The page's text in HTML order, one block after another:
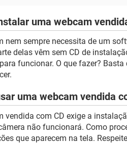
uma webcam
nem sempre necessita de um
delas vêm sem CD de
funcionar. O que fazer?
uma webcam vendida
vendida com CD exige a
não funcionará. Como
que aparecem na tela.